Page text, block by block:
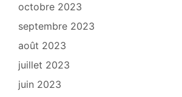
octobre 2023
septembre 2023
août 2023
juillet 2023
juin 2023